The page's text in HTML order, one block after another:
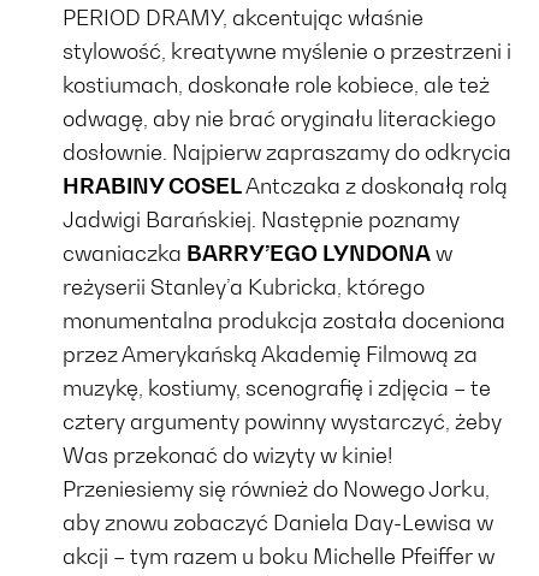
PERIOD DRAMY, akcentując właśnie
stylowość, kreatywne myślenie o przestrzeni i
kostiumach, doskonałe role kobiece, ale też
odwagę, aby nie brać oryginału literackiego
dosłownie. Najpierw zapraszamy do odkrycia
HRABINY COSELAntczaka z doskonałą rolą
Jadwigi Barańskiej. Następnie poznamy
cwaniaczka BARRY’EGO LYNDONAw
reżyserii Stanley’a Kubricka, którego
monumentalna produkcja została doceniona
przez Amerykańską Akademię Filmową za
muzykę, kostiumy, scenografię i zdjęcia – te
cztery argumenty powinny wystarczyć, żeby
Was przekonać do wizyty w kinie!
Przeniesiemy się również do Nowego Jorku,
aby znowu zobaczyć Daniela Day-Lewisa w
akcji – tym razem u boku Michelle Pfeiffer w